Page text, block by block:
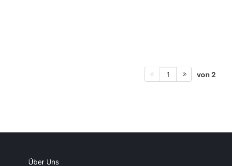
1 von 2
Über Uns